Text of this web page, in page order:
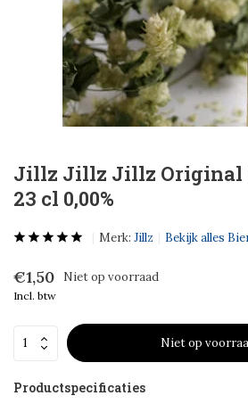
Jillz Jillz Jillz Original
23 cl 0,00%
Merk: Jillz Bekijk alles
€1,50 Niet op voorraad
Incl. btw
Niet op
Productspecificaties